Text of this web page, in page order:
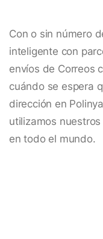
Con o sin número
inteligente con
envíos de Correos
cuándo se espera
dirección en
utilizamos
en todo el mundo.